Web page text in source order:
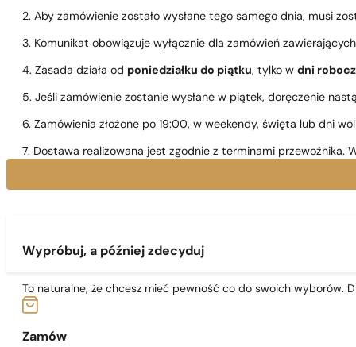
2. Aby zamówienie zostało wysłane tego samego dnia, musi
3. Komunikat obowiązuje wyłącznie dla zamówień
4. Zasada działa od poniedziałku do piątku, tylko w dni
5. Jeśli zamówienie zostanie wysłane w piątek, doręczenie
6. Zamówienia złożone po 19:00, w weekendy, święta lub dni
7. Dostawa realizowana jest zgodnie z terminami przewoźnika.
Wypróbuj, a później zdecyduj
To naturalne, że chcesz mieć pewność co do swoich wyborów.
Zamów